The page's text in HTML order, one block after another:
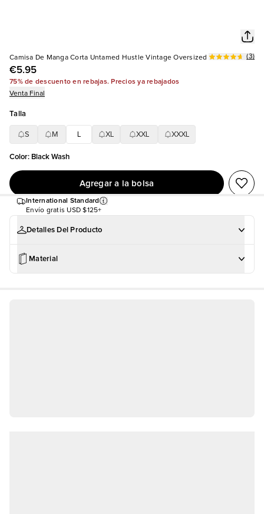
Camisa De Manga Corta Untamed Hustle Vintage Oversized
€5.95
(3)
75% de descuento en rebajas. Precios ya rebajados
Venta Final
Talla
S M XL XXL XXXL
Color: Black Wash
Agregar a la bolsa
International Standard
Envío gratis USD $125+
Detalles Del Producto
Material